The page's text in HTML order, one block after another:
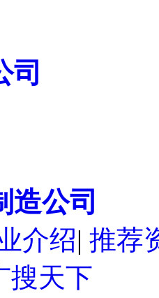
司
造公司
介绍| 推荐
搜天下